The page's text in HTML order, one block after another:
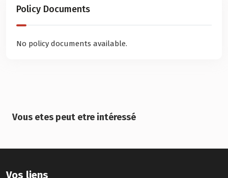
Policy Documents
No policy documents available.
Vous etes peut etre intéressé
Vos liens